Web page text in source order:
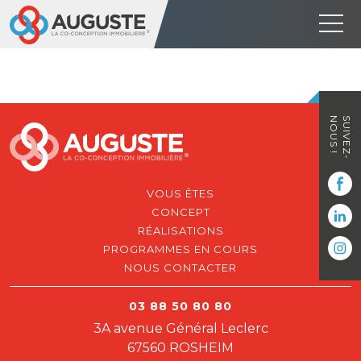
VOUS ÊTES
CONCEPT
RÉALISATIONS
PROGRAMMES EN COURS
NOUS CONTACTER
03 88 50 80 80
3A avenue Général Leclerc
67560 ROSHEIM
SUIVEZ-
NOUS !